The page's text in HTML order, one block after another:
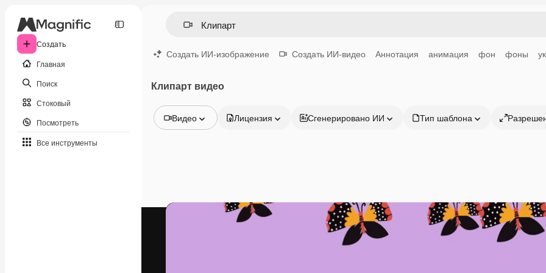
Создать
Главная
Поиск
Стоковый
Посмотреть
Все инструменты
Создать ИИ-изображение Создать ИИ-видео Аннотация анимация фон фоны
Клипарт видео
Видео
Видео
Лицензия Сгенерировано ИИ Тип шаблона